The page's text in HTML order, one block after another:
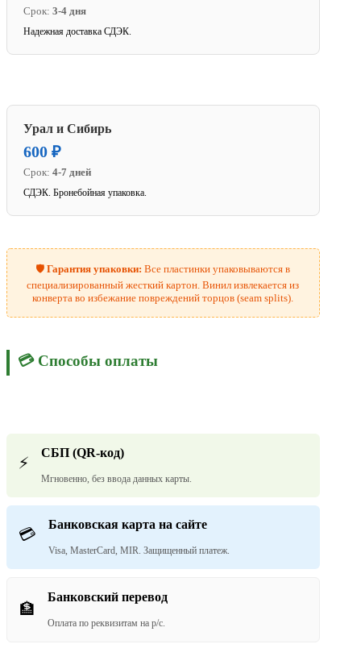
Срок: 3-4 дня
Надежная доставка СДЭК.
Урал и Сибирь
600 ₽
Срок: 4-7 дней
СДЭК. Бронебойная упаковка.
🛡️Гарантия упаковки: Все пластинки упаковываются в
специализированный жесткий картон. Винил извлекается из
конверта во избежание повреждений торцов (seam splits).
💳 Способы оплаты
⚡
СБП (QR-код)
Мгновенно, без ввода данных карты.
💳
Банковская карта на сайте
Visa, MasterCard, MIR. Защищенный платеж.
🏦
Банковский перевод
Оплата по реквизитам на р/с.